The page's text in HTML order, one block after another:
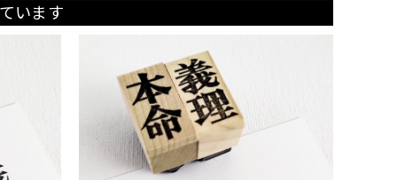
います